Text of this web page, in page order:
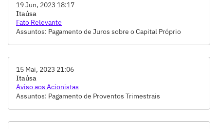
19 Jun, 2023 18:17
Itaúsa
Fato Relevante
Assuntos: Pagamento de Juros sobre o Capital Próprio
15 Mai, 2023 21:06
Itaúsa
Aviso aos Acionistas
Assuntos: Pagamento de Proventos Trimestrais